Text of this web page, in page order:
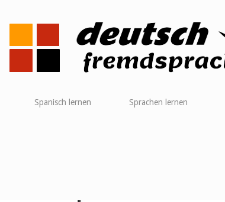
Home
Spanisch lernen Sprachen lernen